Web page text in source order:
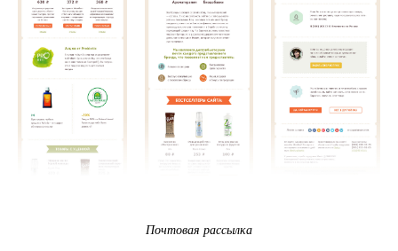
Почтовая рассылка